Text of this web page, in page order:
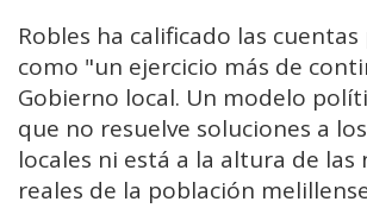
Robles ha calificado las cuentas
como "un ejercicio más de
Gobierno local. Un modelo
que no resuelve soluciones a
locales ni está a la altura de las
reales de la población